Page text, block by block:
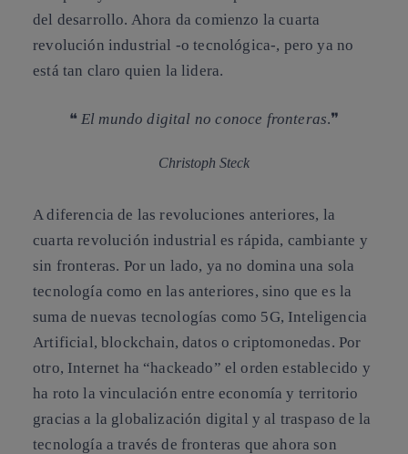
del desarrollo. Ahora da comienzo la cuarta
revolución industrial -o tecnológica-, pero ya no
está tan claro quien la lidera.
❝ El mundo digital no conoce fronteras.❞
Christoph Steck
A diferencia de las revoluciones anteriores, la
cuarta revolución industrial es rápida, cambiante y
sin fronteras. Por un lado, ya no domina una sola
tecnología como en las anteriores, sino que es la
suma de nuevas tecnologías como 5G, Inteligencia
Artificial, blockchain, datos o criptomonedas. Por
otro, Internet ha “hackeado” el orden establecido y
ha roto la vinculación entre economía y territorio
gracias a la globalización digital y al traspaso de la
tecnología a través de fronteras que ahora son